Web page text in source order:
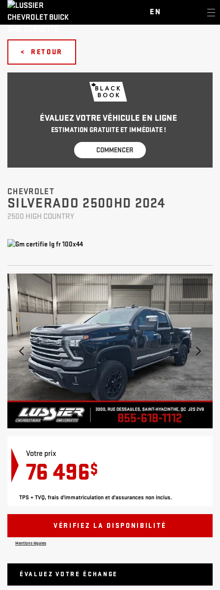
EN
< RETOUR
ÉVALUEZ VOTRE VÉHICULE EN LIGNE
ESTIMATION GRATUITE ET IMMÉDIATE !
COMMENCER
CHEVROLET
SILVERADO 2500HD 2024
2500 HIGH COUNTRY
Votre prix
76 496$
TPS + TVQ, frais d'immatriculation et d'assurances non inclus.
VÉRIFIEZ LA DISPONIBILITÉ
Mentions légales
ÉVALUEZ VOTRE ÉCHANGE